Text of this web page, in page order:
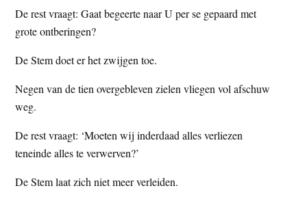
De rest vraagt: Gaat begeerte naar U per se gepaard met
grote ontberingen?
De Stem doet er het zwijgen toe.
Negen van de tien overgebleven zielen vliegen vol afschuw
weg.
De rest vraagt: ‘Moeten wij inderdaad alles verliezen
teneinde alles te verwerven?’
De Stem laat zich niet meer verleiden.